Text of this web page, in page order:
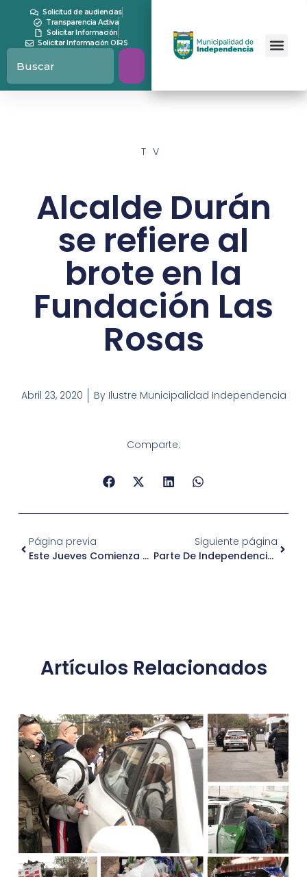
Solicitud de audiencias
Transparencia Activa
Solicitar Información
Solicitar Información OIRS
TV
Alcalde Durán
se refiere al
brote en la
Fundación Las
Rosas
Abril 23, 2020 ByIlustre Municipalidad Independencia
Comparte:
Página previa
Este Jueves Comienza A Regir La Cuarentena Obligatoria Para Una Parte De Independencia
Siguiente página
Parte De Independencia Ingresa Nuevamente A Cuarentena Obligatoria
Artículos Relacionados